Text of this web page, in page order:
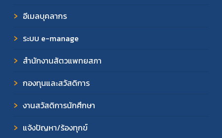
อีเมลบุคลากร
ระบบ e-manage
สำนักงานสัตวแพทยสภา
กองทุนและสวัสดิการ
งานสวัสดิการนักศึกษา
แจ้งปัญหา/ร้องทุกข์